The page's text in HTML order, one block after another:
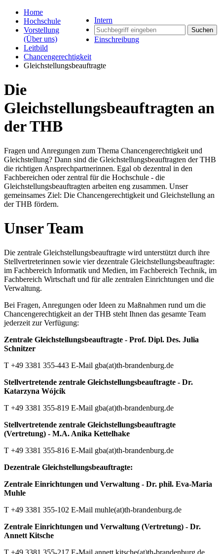
Intern
Suchen
Einschreibung
Home
Hochschule
Vorstellung
(Über uns)
Leitbild
Chancengerechtigkeit
Gleichstellungsbeauftragte
Die
Gleichstellungsbeauftragten an
der THB
Fragen und Anregungen zum Thema Chancengerechtigkeit und
Gleichstellung? Dann sind die Gleichstellungsbeauftragten der THB
die richtigen Ansprechpartnerinnen. Egal ob dezentral in den
Fachbereichen oder zentral für die Hochschule - die
Gleichstellungsbeauftragten arbeiten eng zusammen. Unser
gemeinsames Ziel: Die Chancengerechtigkeit und Gleichstellung an
der THB fördern.
Unser Team
Die zentrale Gleichstellungsbeauftragte wird unterstützt durch ihre
Stellvertreterinnen sowie vier dezentrale Gleichstellungsbeauftragte:
im Fachbereich Informatik und Medien, im Fachbereich Technik, im
Fachbereich Wirtschaft und für alle zentralen Einrichtungen und die
Verwaltung.
Bei Fragen, Anregungen oder Ideen zu Maßnahmen rund um die
Chancengerechtigkeit an der THB steht Ihnen das gesamte Team
jederzeit zur Verfügung:
Zentrale Gleichstellungsbeauftragte - Prof. Dipl. Des. Julia
Schnitzer
T +49 3381 355-443 E-Mail gba(at)th-brandenburg.de
Stellvertretende zentrale Gleichstellungsbeauftragte - Dr.
Katarzyna Wójcik
T +49 3381 355-819 E-Mail gba(at)th-brandenburg.de
Stellvertretende zentrale Gleichstellungsbeauftragte
(Vertretung) - M.A. Anika Kettelhake
T +49 3381 355-816 E-Mail gba(at)th-brandenburg.de
Dezentrale Gleichstellungsbeauftragte:
Zentrale Einrichtungen und Verwaltung - Dr. phil. Eva-Maria
Muhle
T +49 3381 355-102 E-Mail muhle(at)th-brandenburg.de
Zentrale Einrichtungen und Verwaltung (Vertretung) - Dr.
Annett Kitsche
T +49 3381 355-217 E-Mail annett.kitsche(at)th-brandenburg.de